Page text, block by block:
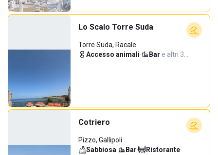
Lo Scalo Torre Suda
Torre Suda, Racale
Accesso animali· Bar·e altri 3…
Cotriero
Pizzo, Gallipoli
Sabbiosa· Bar· Ristorante·